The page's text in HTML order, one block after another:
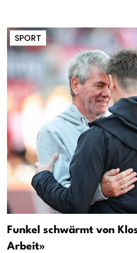
SPORT
Funkel schwärmt von
Arbeit»